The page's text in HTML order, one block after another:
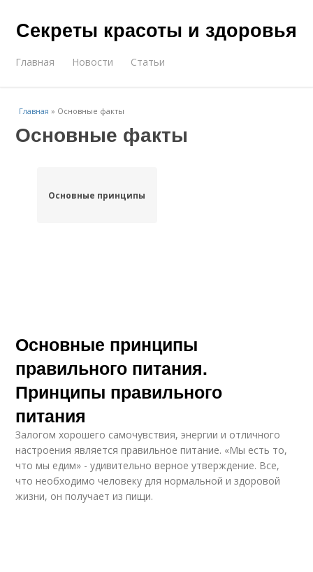
Секреты красоты и здоровья
Главная Новости Статьи
Главная » Основные факты
Основные факты
Основные принципы
Основные принципы
правильного питания.
Принципы правильного
питания
Залогом хорошего самочувствия, энергии и отличного
настроения является правильное питание. «Мы есть то,
что мы едим» - удивительно верное утверждение. Все,
что необходимо человеку для нормальной и здоровой
жизни, он получает из пищи.